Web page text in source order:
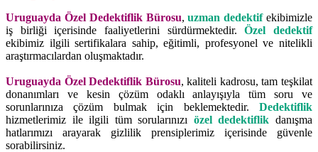
Uruguayda Özel Dedektiflik Bürosu,uzman dedektifekibimizle
iş birliği içerisinde faaliyetlerini sürdürmektedir.Özel dedektif
ekibimiz ilgili sertifikalara sahip, eğitimli, profesyonel ve nitelikli
araştırmacılardan oluşmaktadır.
Uruguayda Özel Dedektiflik Bürosu, kaliteli kadrosu, tam teşkilat
donanımları ve kesin çözüm odaklı anlayışıyla tüm soru ve
sorunlarınıza çözüm bulmak için beklemektedir. Dedektiflik
hizmetlerimiz ile ilgili tüm sorularınızı özel dedektiflik danışma
hatlarımızı arayarak gizlilik prensiplerimiz içerisinde güvenle
sorabilirsiniz.